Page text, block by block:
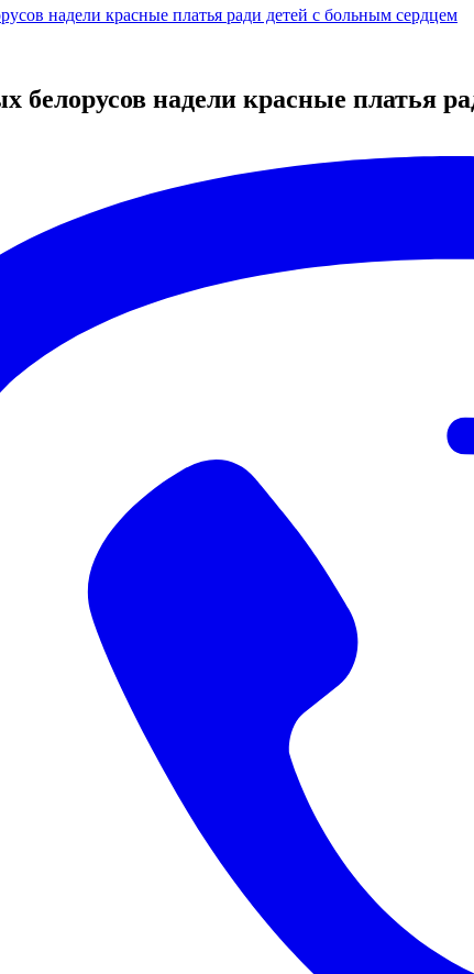
надели красные платья ради детей с больным сердцем
белорусов надели красные платья